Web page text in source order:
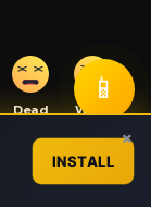
Dead
0
Wink
0
📱
INSTALL
×